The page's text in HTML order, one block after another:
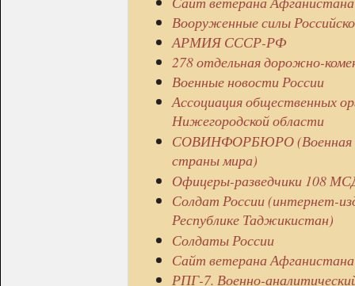
Вооруженные силы
АРМИЯ СССР-РФ
278 отдельная дорожно-
Военные новости России
Ассоциация общественных
Нижегородской области
СОВИНФОРБЮРО (Военная
страны мира)
Офицеры-разведчики 108
Солдат России (интернет-
Республике Таджикистан)
Солдаты России
Сайт ветерана
РПГ-7. Военно-